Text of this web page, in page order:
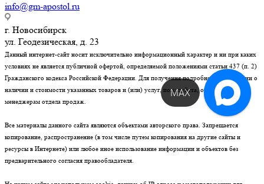
info@gm-apostol.ru
г. Новосибирск
ул. Геодезическая, д. 23
Данный интернет-сайт носит исключительно информационный характер и ни при каких
условиях не является публичной офертой, определяемой положениями статьи 437 (п. 2)
Гражданского кодекса Российской Федерации. Для получения подробной информации о
наличии и стоимости указанных товаров и (или) услуг, пожалуйста, обращайтесь к
менеджерам отдела продаж.
Все материалы данного сайта являются объектами авторского права. Запрещается
копирование, распространение (в том числе путем копирования на другие сайты и
ресурсы в Интернете) или любое иное использование информации и объектов без
предварительного согласия правообладателя.
MAX